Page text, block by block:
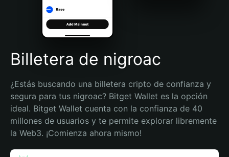
Português (Brasil)
Español (Argentina)
Billetera de nigroac
¿Estás buscando una billetera cripto de confianza y
segura para tus nigroac? Bitget Wallet es la opción
ideal. Bitget Wallet cuenta con la confianza de 40
millones de usuarios y te permite explorar libremente
la Web3. ¡Comienza ahora mismo!